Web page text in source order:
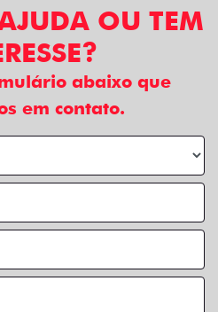
OU TEM
abaixo que
em contato.